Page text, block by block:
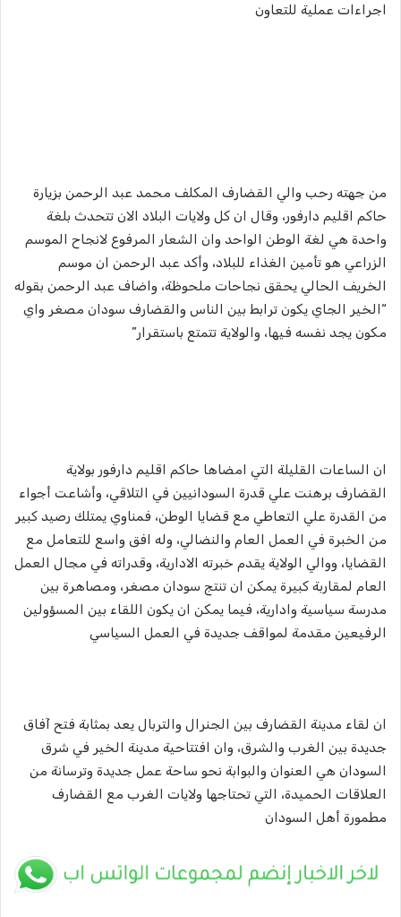
اجراءات عملية للتعاون
من جهته رحب والي القضارف المكلف محمد عبد الرحمن بزيارة
حاكم اقليم دارفور، وقال ان كل ولايات البلاد الان تتحدث بلغة
واحدة هي لغة الوطن الواحد وان الشعار المرفوع لانجاح الموسم
الزراعي هو تأمين الغذاء للبلاد، وأكد عبد الرحمن ان موسم
الخريف الحالي يحقق نجاحات ملحوظة، واضاف عبد الرحمن بقوله
“الخير الجاي يكون ترابط بين الناس والقضارف سودان مصغر واي
مكون يجد نفسه فيها، والولاية تتمتع باستقرار”
ان الساعات القليلة التي امضاها حاكم اقليم دارفور بولاية
القضارف برهنت علي قدرة السودانيين في التلاقي، وأشاعت أجواء
من القدرة علي التعاطي مع قضايا الوطن، فمناوي يمتلك رصيد كبير
من الخبرة في العمل العام والنضالي، وله افق واسع للتعامل مع
القضايا، ووالي الولاية يقدم خبرته الادارية، وقدراته في مجال العمل
العام لمقاربة كبيرة يمكن ان تنتج سودان مصغر، ومصاهرة بين
مدرسة سياسية وادارية، فيما يمكن ان يكون اللقاء بين المسؤولين
الرفيعين مقدمة لمواقف جديدة في العمل السياسي
ان لقاء مدينة القضارف بين الجنرال والتربال يعد بمثابة فتح آفاق
جديدة بين الغرب والشرق، وان افتتاحية مدينة الخير في شرق
السودان هي العنوان والبوابة نحو ساحة عمل جديدة وترسانة من
العلاقات الحميدة، التي تحتاجها ولايات الغرب مع القضارف
مطمورة أهل السودان